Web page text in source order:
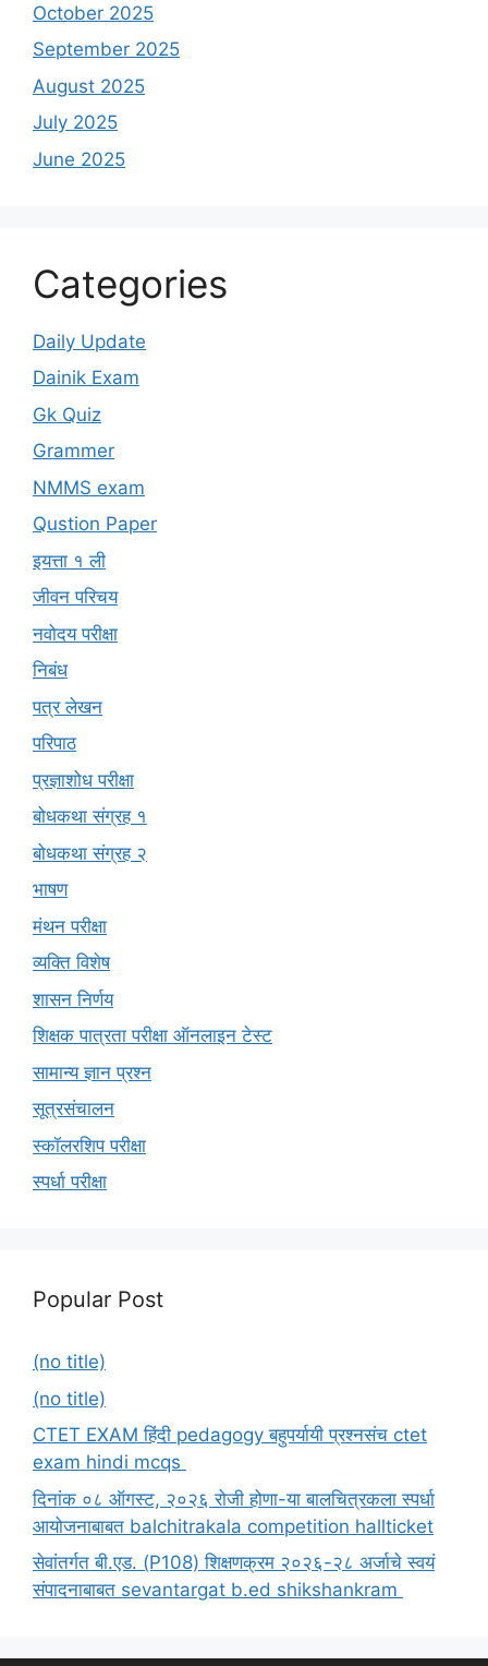
October 2025
September 2025
August 2025
July 2025
June 2025
Categories
Daily Update
Dainik Exam
Gk Quiz
Grammer
NMMS exam
Qustion Paper
इयत्ता १ ली
जीवन परिचय
नवोदय परीक्षा
निबंध
पत्र लेखन
परिपाठ
प्रज्ञाशोध परीक्षा
बोधकथा संग्रह १
बोधकथा संग्रह २
भाषण
मंथन परीक्षा
व्यक्ति विशेष
शासन निर्णय
शिक्षक पात्रता परीक्षा ऑनलाइन टेस्ट
सामान्य ज्ञान प्रश्न
सूत्रसंचालन
स्कॉलरशिप परीक्षा
स्पर्धा परीक्षा
Popular Post
(no title)
(no title)
CTET EXAM हिंदी pedagogy बहुपर्यायी प्रश्नसंच ctet
exam hindi mcqs
दिनांक ०८ ऑगस्ट, २०२६ रोजी होणा-या बालचित्रकला स्पर्धा
आयोजनाबाबत balchitrakala competition hallticket
सेवांतर्गत बी.एड. (P108) शिक्षणक्रम २०२६-२८ अर्जाचे स्वयं
संपादनाबाबत sevantargat b.ed shikshankram